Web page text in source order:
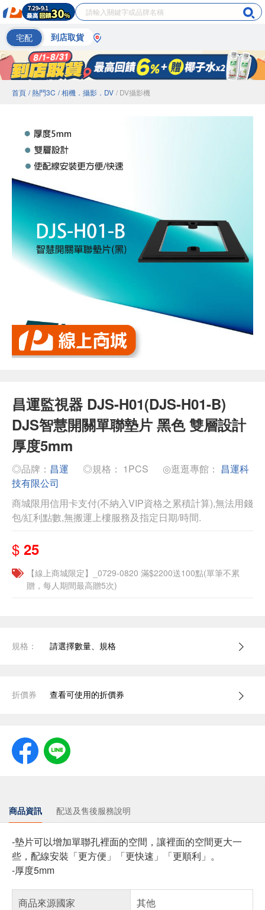
宅配 到店取貨
首頁 / 熱門3C / 相機．攝影．DV / DV攝影機
昌運監視器 DJS-H01(DJS-H01-B)
DJS智慧開關單聯墊片 黑色 雙層設計
厚度5mm
◎品牌： 昌運 ◎規格： 1PCS ◎逛逛專館： 昌運科
技有限公司
商城限用信用卡支付(不納入VIP資格之累積計算),無法用錢
包/紅利點數,無搬運上樓服務及指定日期/時間.
$ 25
【線上商城限定】_0729-0820 滿$2200送100點(單筆不累
贈，每人期間最高贈5次)
規格： 請選擇數量、規格
折價券 查看可使用的折價券
商品資訊 配送及售後服務說明
-墊片可以增加單聯孔裡面的空間，讓裡面的空間更大一
些，配線安裝「更方便」「更快速」「更順利」。
-厚度5mm
商品來源國家
其他